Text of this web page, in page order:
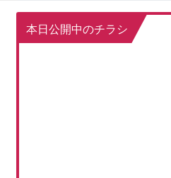
本日公開中のチラシ